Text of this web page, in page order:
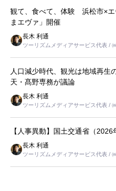
観て、食べて、体験 浜松市×エ
まエヴァ」開催
長木 利通
ツーリズムメディアサービス代表 /
人口減少時代、観光は地域再
天・髙野専務が議論
長木 利通
ツーリズムメディアサービス代表 /
【人事異動】国土交通省（
長木 利通
ツーリズムメディアサービス代表 /